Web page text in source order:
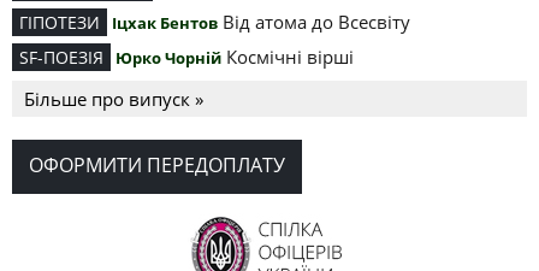
ГІПОТЕЗИ Іцхак Бентов Від атома до Всесвіту
SF-ПОЕЗІЯ Юрко Чорній Космічні вірші
Більше про випуск »
ОФОРМИТИ ПЕРЕДОПЛАТУ